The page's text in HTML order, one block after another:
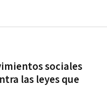
sociales
las leyes que